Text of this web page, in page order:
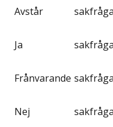
Avstår
Ja
Frånvarande
Nej